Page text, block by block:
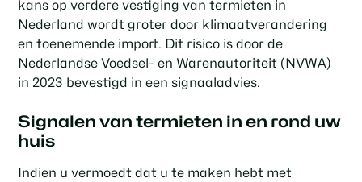
kans op verdere vestiging van termieten in
Nederland wordt groter door klimaatverandering
en toenemende import. Dit risico is door de
Nederlandse Voedsel- en Warenautoriteit (NVWA)
in 2023 bevestigd in een signaaladvies.
Signalen van termieten in en rond uw
huis
Indien u vermoedt dat u te maken hebt met